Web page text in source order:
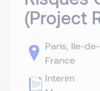
(Project
Paris, Ile-de-
France
Interim